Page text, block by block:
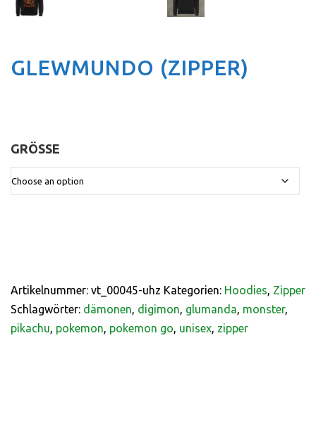
GLEWMUNDO (ZIPPER)
GRÖSSE
Artikelnummer: vt_00045-uhz Kategorien: Hoodies, Zipper
Schlagwörter: dämonen, digimon, glumanda, monster,
pikachu, pokemon, pokemon go, unisex, zipper